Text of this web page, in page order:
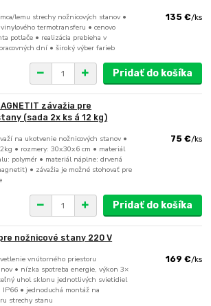
lemu strechy nožnicových stanov •
termotransferu • cenovo
potlače • realizácia prebieha v
dní • široký výber farieb
135 €/ks
Pridať do košíka
závažia pre
(sada 2x ks á 12 kg)
na ukotvenie nožnicových stanov •
• rozmery: 30x30x6 cm • materiál
polymér • materiál náplne: drvená
• závažia je možné stohovať pre
75 €/ks
Pridať do košíka
nožnicové stany 220 V
vnútorného priestoru
• nízka spotreba energie, výkon 3×
uhol sklonu jednotlivých svietidiel
• jednoduchá montáž na
strechy stanu
169 €/ks